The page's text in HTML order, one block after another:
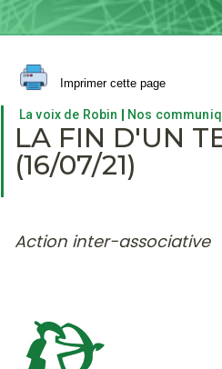
Imprimer cette page
La voix de Robin | Nos
LA FIN D'UN
(16/07/21)
Action inter-associative